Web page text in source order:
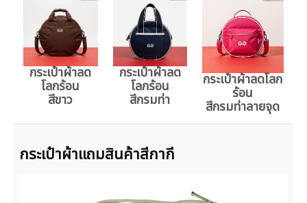
กระเป๋าผ้าลด
โลกร้อน
สีขาว
กระเป๋าผ้าลด
โลกร้อน
สีกรมท่า
กระเป๋าผ้าลดโลก
ร้อน
สีกรมท่าลายจุด
กระเป๋าผ้าแถมสินค้าสีกากี